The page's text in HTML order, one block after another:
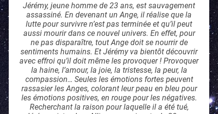
Jérémy, jeune homme de 23 ans, est sauvagement
assassiné. En devenant un Ange, il réalise que la
lutte pour survivre n’est pas terminée et qu’il peut
aussi mourir dans ce nouvel univers. En effet, pour
ne pas disparaître, tout Ange doit se nourrir de
sentiments humains. Et Jérémy va bientôt découvrir
avec effroi qu’il doit même les provoquer ! Provoquer
la haine, l’amour, la joie, la tristesse, la peur, la
compassion… Seules les émotions fortes peuvent
rassasier les Anges, colorant leur peau en bleu pour
les émotions positives, en rouge pour les négatives.
Recherchant la raison pour laquelle il a été tué,